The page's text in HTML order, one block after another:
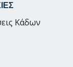
Κάδων